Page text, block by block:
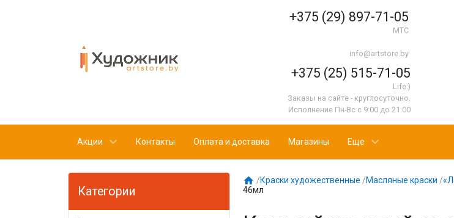
+375 (29) 897-71-05
МТС
info@artstore.by
+375 (25) 515-71-05
Life:)
Заказы на сайте - круглосуточно.
Исполнение Пн-Вс с 9:00 до 21:00
Акции Контакты Оплата и доставка Магазины Еще
Категории
 /Краски художественные /Масляные краски /
46мл